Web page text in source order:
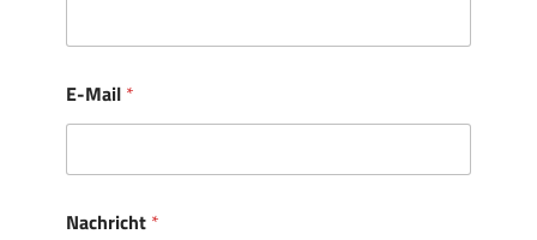
E-Mail *
Nachricht *